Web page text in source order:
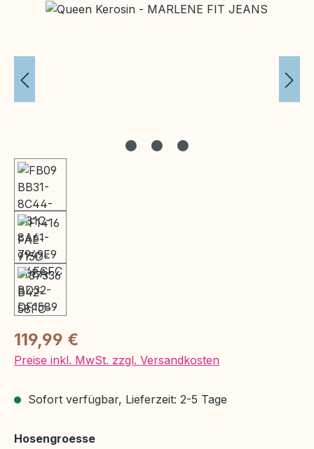
Bildergalerie überspringen
Regulärer Preis:
119,99 €
Preise inkl. MwSt. zzgl. Versandkosten
Sofort verfügbar, Lieferzeit: 2-5 Tage
Hosengroesseauswählen